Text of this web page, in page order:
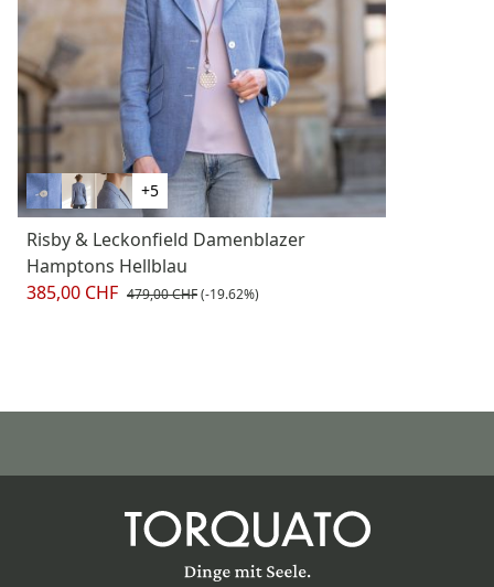
+5
Risby & Leckonfield Damenblazer
Hamptons Hellblau
385,00 CHF 479,00 CHF(-19.62%)